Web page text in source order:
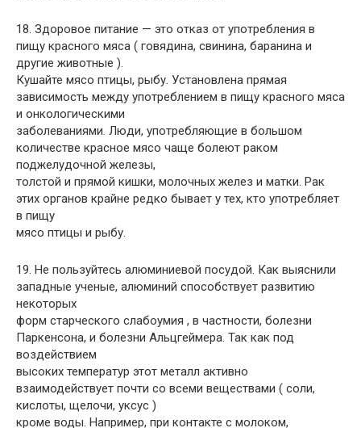
18. Здоровое питание — это отказ от употребления в
пищу красного мяса ( говядина, свинина, баранина и
другие животные ).
Кушайте мясо птицы, рыбу. Установлена прямая
зависимость между употреблением в пищу красного мяса
и онкологическими
заболеваниями. Люди, употребляющие в большом
количестве красное мясо чаще болеют раком
поджелудочной железы,
толстой и прямой кишки, молочных желез и матки. Рак
этих органов крайне редко бывает у тех, кто употребляет
в пищу
мясо птицы и рыбу.
19. Не пользуйтесь алюминиевой посудой. Как выяснили
западные ученые, алюминий способствует развитию
некоторых
форм старческого слабоумия , в частности, болезни
Паркенсона, и болезни Альцгеймера. Так как под
воздействием
высоких температур этот металл активно
взаимодействует почти со всеми веществами ( соли,
кислоты, щелочи, уксус )
кроме воды. Например, при контакте с молоком,